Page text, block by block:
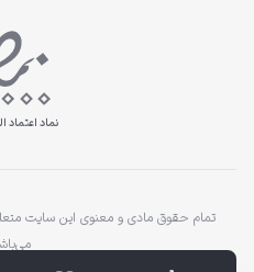
نماد اعتماد
تمام حقوق مادی و معنوی این سایت